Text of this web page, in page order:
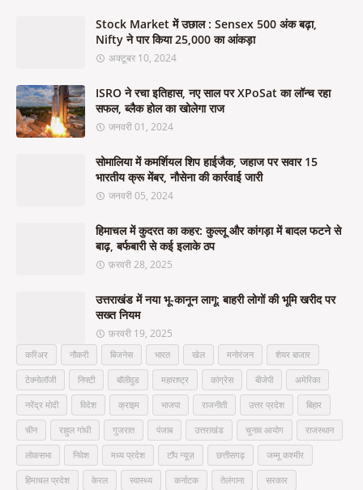
Stock Market में उछाल : Sensex 500 अंक बढ़ा,
Nifty ने पार किया 25,000 का आंकड़ा
अक्टूबर 10, 2024
ISRO ने रचा इतिहास, नए साल पर XPoSat का लॉन्च रहा
सफल, ब्लैक होल का खोलेगा राज
जनवरी 01, 2024
सोमालिया में कमर्शियल शिप हाईजैक, जहाज पर सवार 15
भारतीय क्रू मेंबर, नौसेना की कार्रवाई जारी
जनवरी 05, 2024
हिमाचल में कुदरत का कहर: कुल्लू और कांगड़ा में बादल फटने से
बाढ़, बर्फबारी से कई इलाके ठप
फ़रवरी 28, 2025
उत्तराखंड में नया भू-कानून लागू: बाहरी लोगों की भूमि खरीद पर
सख्त नियम
फ़रवरी 19, 2025
करिअर नौकरी बिजनेस भारत खेल मनोरंजन शेयर बाजार
टेक्नोलॉजी निफ्टी बॉलीवुड महाराष्ट्र कांग्रेस बीजेपी अमेरिका
नरेंद्र मोदी विदेश क्राइम भाजपा राजनीती उत्तर प्रदेश बिहार
चीन राहुल गांधी गुजरात पंजाब उत्तराखंड चुनाव आयोग राजस्थान
लोकसभा निवेश मध्य प्रदेश टॉप न्यूज़ छत्तीसगढ़ जम्मू कश्मीर
हिमाचल प्रदेश केरल स्वास्थ्य कर्नाटक तेलंगाना सरकार